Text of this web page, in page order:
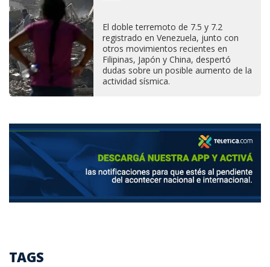
El doble terremoto de 7.5 y 7.2
registrado en Venezuela, junto con
otros movimientos recientes en
Filipinas, Japón y China, despertó
dudas sobre un posible aumento de la
actividad sísmica.
TAGS